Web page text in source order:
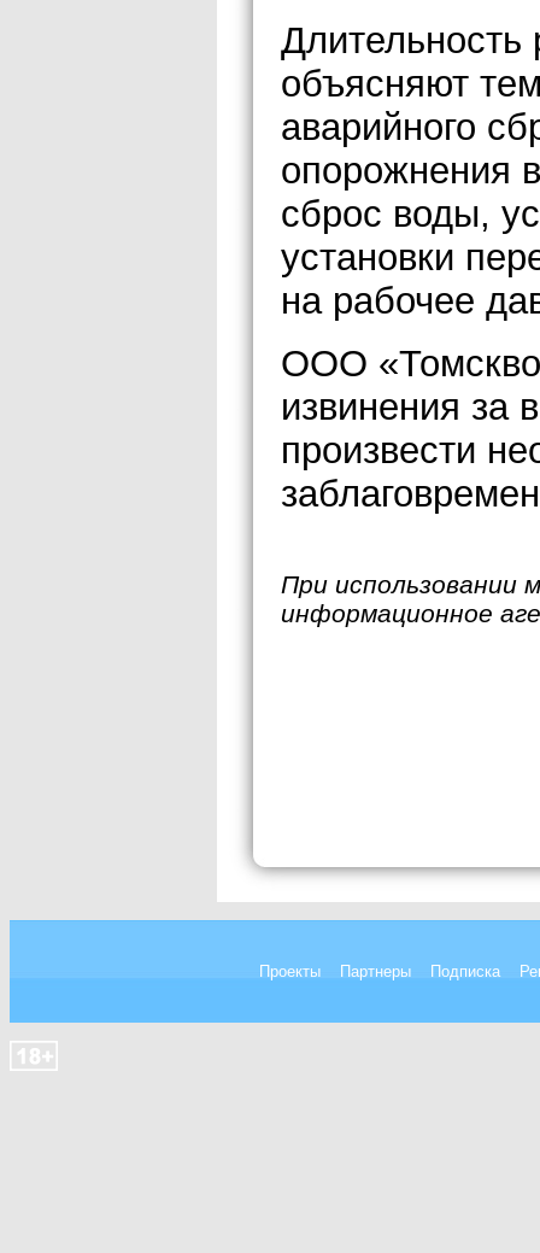
Длительность
объясняют
аварийного
опорожнения
сброс воды,
установки
на рабочее
ООО
извинения за
произвести
При использовании
информационное
Проекты Партнеры Подписка